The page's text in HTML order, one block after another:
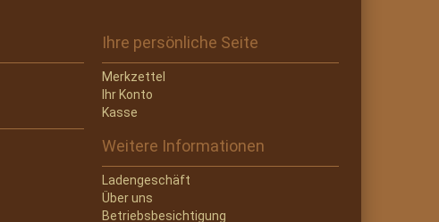
Ihre persönliche Seite
Merkzettel
Ihr Konto
Kasse
Weitere Informationen
Ladengeschäft
Über uns
Betriebsbesichtigung